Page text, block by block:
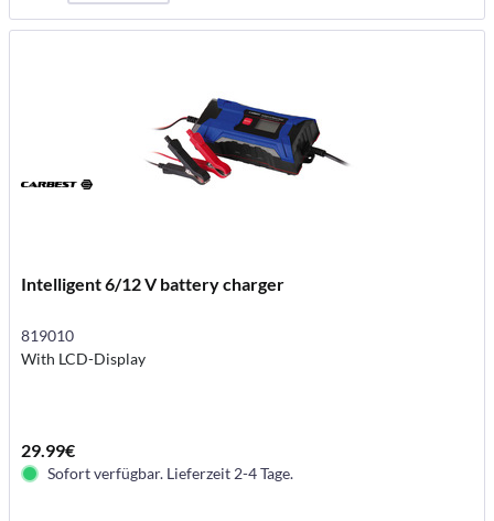
Intelligent 6/12 V battery charger
819010
With LCD-Display
29.99€
Sofort verfügbar. Lieferzeit 2-4 Tage.